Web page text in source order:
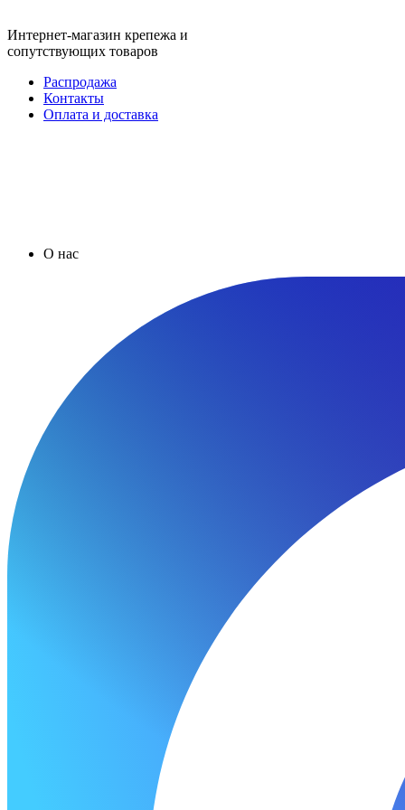
Интернет-магазин крепежа и
сопутствующих товаров
Распродажа
Контакты
Оплата и доставка
О нас